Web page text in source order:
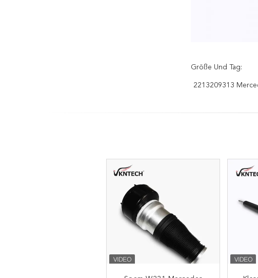
Größe Und Tag:
2213209313